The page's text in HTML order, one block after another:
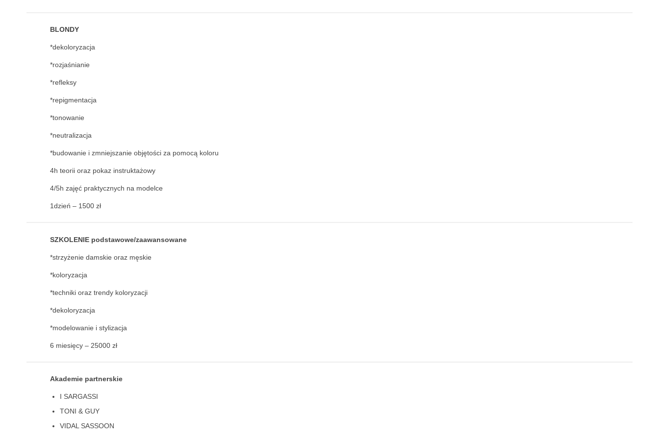
BLONDY
*dekoloryzacja
*rozjaśnianie
*refleksy
*repigmentacja
*tonowanie
*neutralizacja
*budowanie i zmniejszanie objętości za pomocą koloru
4h teorii oraz pokaz instruktażowy
4/5h zajęć praktycznych na modelce
1dzień – 1500 zł
SZKOLENIE podstawowe/zaawansowane
*strzyżenie damskie oraz męskie
*koloryzacja
*techniki oraz trendy koloryzacji
*dekoloryzacja
*modelowanie i stylizacja
6 miesięcy – 25000 zł
Akademie partnerskie
I SARGASSI
TONI & GUY
VIDAL SASSOON